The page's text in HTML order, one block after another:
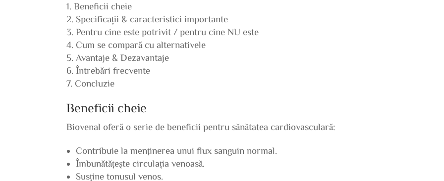
Beneficii cheie
Specificații & caracteristici importante
Pentru cine este potrivit / pentru cine NU este
Cum se compară cu alternativele
Avantaje & Dezavantaje
Întrebări frecvente
Concluzie
Beneficii cheie
Biovenal oferă o serie de beneficii pentru sănătatea cardiovasculară:
Contribuie la menținerea unui flux sanguin normal.
Îmbunătățește circulația venoasă.
Susține tonusul venos.